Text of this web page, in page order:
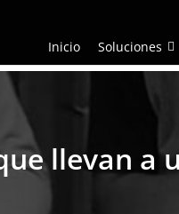
Inicio Soluciones
llevan a